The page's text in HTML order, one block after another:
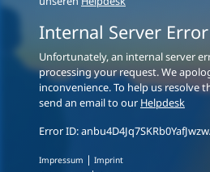
Internal Server Error
Unfortunately, an internal server
processing your request. We
inconvenience. To help us resolve
send an email to our Helpdesk
Error ID:
Impressum | Imprint